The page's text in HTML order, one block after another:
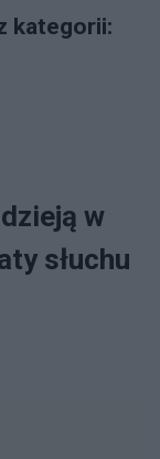
kategorii:
w
słuchu